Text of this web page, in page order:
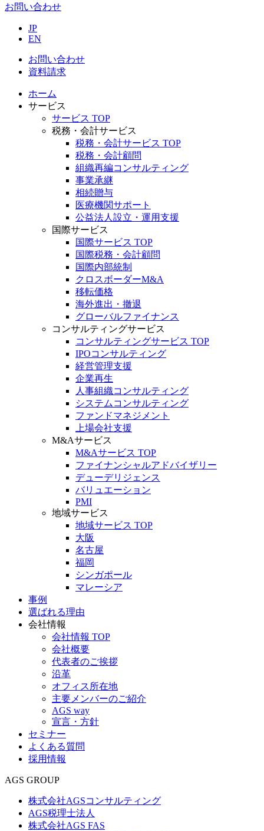
お問い合わせ
JP
EN
お問い合わせ
資料請求
ホーム
サービス
サービス TOP
税務・会計サービス
税務・会計サービス TOP
税務・会計顧問
組織再編コンサルティング
事業承継
相続贈与
医療機関サポート
公益法人設立・運用支援
国際サービス
国際サービス TOP
国際税務・会計顧問
国際内部統制
クロスボーダーM&A
移転価格
海外進出・撤退
グローバルファイナンス
コンサルティングサービス
コンサルティングサービス TOP
IPOコンサルティング
経営管理支援
企業再生
人事組織コンサルティング
システムコンサルティング
ファンドマネジメント
上場会社支援
M&Aサービス
M&Aサービス TOP
ファイナンシャルアドバイザリー
デューデリジェンス
バリュエーション
PMI
地域サービス
地域サービス TOP
大阪
名古屋
福岡
シンガポール
マレーシア
事例
選ばれる理由
会社情報
会社情報 TOP
会社概要
代表者のご挨拶
沿革
オフィス所在地
主要メンバーのご紹介
AGS way
宣言・方針
セミナー
よくある質問
採用情報
AGS GROUP
株式会社AGSコンサルティング
AGS税理士法人
株式会社AGS FAS